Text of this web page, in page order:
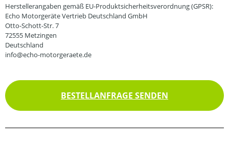
Herstellerangaben gemäß EU-Produktsicherheitsverordnung (GPSR):
Echo Motorgeräte Vertrieb Deutschland GmbH
Otto-Schott-Str. 7
72555 Metzingen
Deutschland
info@echo-motorgeraete.de
BESTELLANFRAGE SENDEN